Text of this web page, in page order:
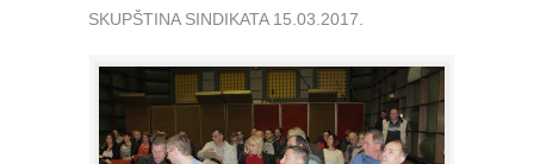
SKUPŠTINA SINDIKATA 15.03.2017.